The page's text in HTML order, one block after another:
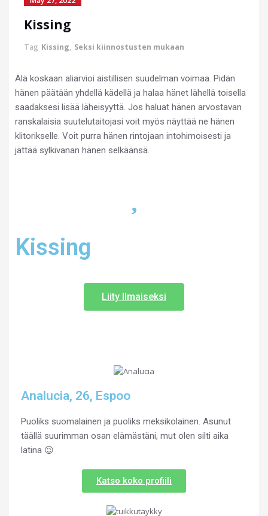
Kissing
Tag Kissing, Seksi kiinnostusten mukaan
Älä koskaan aliarvioi aistillisen suudelman voimaa. Pidän
hänen päätään yhdellä kädellä ja halaa hänet lähellä toisella
saadaksesi lisää läheisyyttä. Jos haluat hänen arvostavan
ranskalaisia suutelutaitojasi voit myös näyttää ne hänen
klitorikselle. Voit purra hänen rintojaan intohimoisesti ja
jättää sylkivanan hänen selkäänsä.
Kissing
Liity Ilmaiseksi
Analucia, 26, Espoo
Puoliks suomalainen ja puoliks meksikolainen. Asunut
täällä suurimman osan elämästäni, mut olen silti aika
latina 😉
Katso koko profiili